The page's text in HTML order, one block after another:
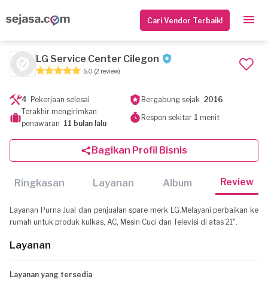
Cari Vendor Terbaik!
LG Service Center Cilegon
5.0 (2 review)
4 Pekerjaan selesai Bergabung sejak 2016
Terakhir mengirimkan
penawaran 11 bulan lalu
Respon sekitar 1 menit
Bagikan Profil Bisnis
Ringkasan Layanan Album Review
Layanan Purna Jual dan penjualan spare merk LG.Melayani perbaikan ke
rumah untuk produk kulkas, AC, Mesin Cuci dan Televisi di atas 21".
Layanan
Layanan yang tersedia